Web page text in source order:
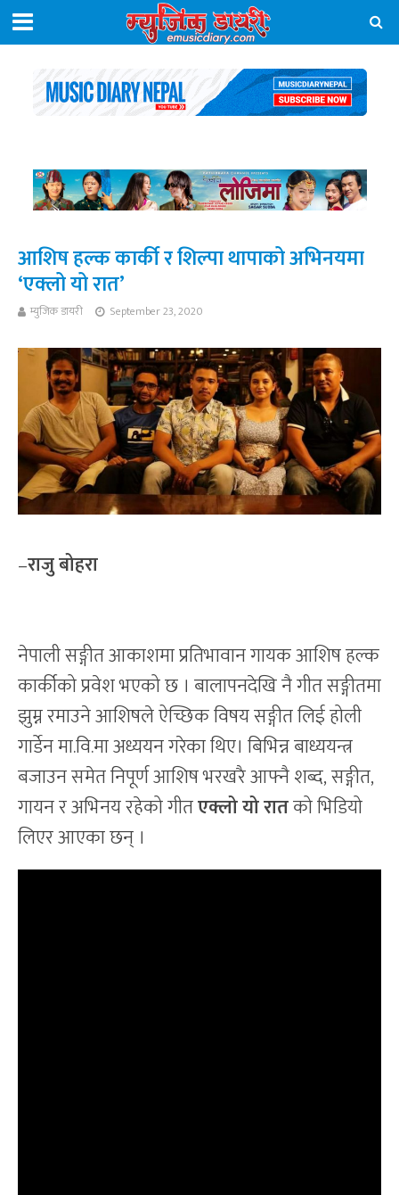
आशिष हल्क कार्की र शिल्पा थापाको अभिनयमा
‘एक्लो यो रात’
म्युजिक डायरी September 23, 2020
–राजु बोहरा
नेपाली सङ्गीत आकाशमा प्रतिभावान गायक आशिष हल्क
कार्कीको प्रवेश भएको छ । बालापनदेखि नै गीत सङ्गीतमा
झुम्न रमाउने आशिषले ऐच्छिक विषय सङ्गीत लिई होली
गार्डेन मा.वि.मा अध्ययन गरेका थिए। बिभिन्न बाध्ययन्त्र
बजाउन समेत निपूर्ण आशिष भरखरै आफ्नै शब्द, सङ्गीत,
गायन र अभिनय रहेको गीतएक्लो यो रातको भिडियो
लिएर आएका छन् ।